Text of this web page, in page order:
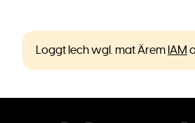
Loggt Iech wgl. mat Ärem IAM